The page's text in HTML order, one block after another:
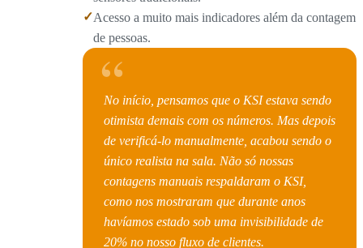
✓Acesso a muito mais indicadores além da contagem
de pessoas.
“
No início, pensamos que o KSI estava sendo
otimista demais com os números. Mas depois
de verificá-lo manualmente, acabou sendo o
único realista na sala. Não só nossas
contagens manuais respaldaram o KSI,
como nos mostraram que durante anos
havíamos estado sob uma invisibilidade de
20% no nosso fluxo de clientes.